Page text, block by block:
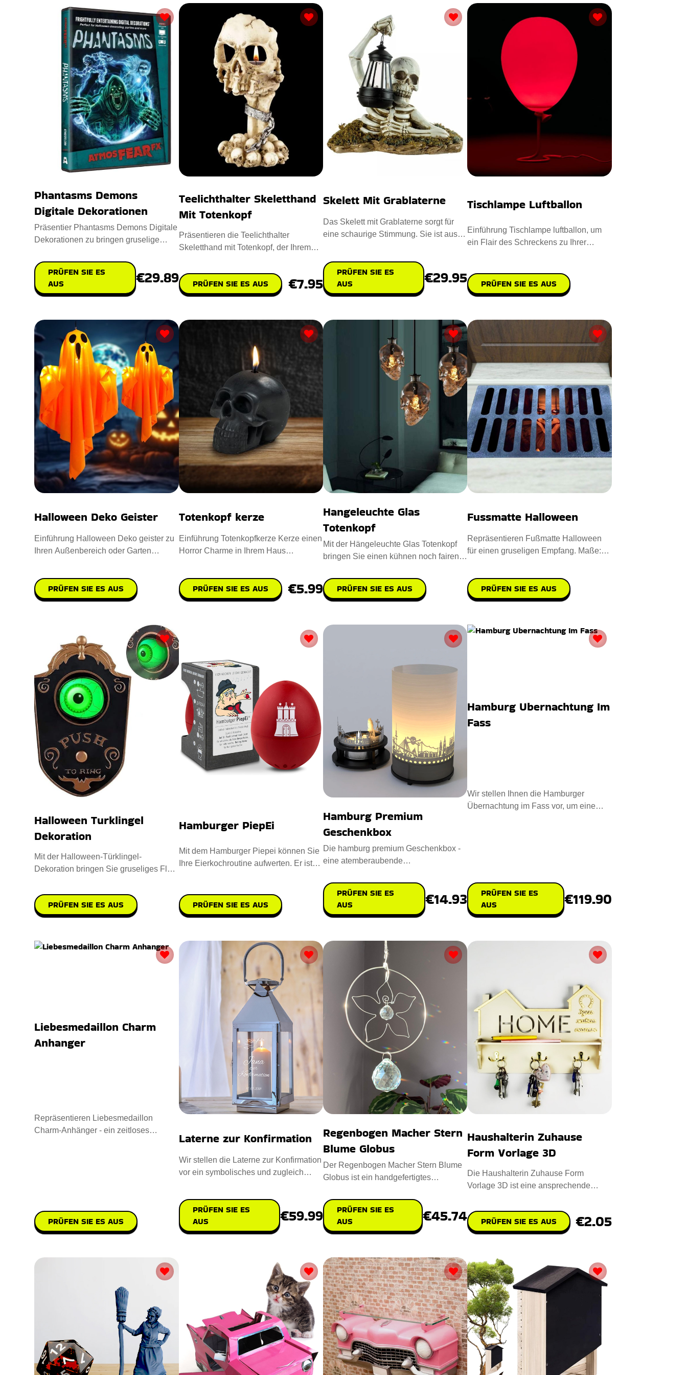
Phantasms Demons
Digitale Dekorationen
Präsentier Phantasms Demons Digitale
Dekorationen zu bringen gruselige
PRÜFEN SIE ES
AUS
€29.89
Teelichthalter Skeletthand
Mit Totenkopf
Präsentieren die Teelichthalter
Skeletthand mit Totenkopf, der Ihrem
PRÜFEN SIE ES AUS €7.95
Skelett Mit Grablaterne
Das Skelett mit Grablaterne sorgt für
eine schaurige Stimmung. Sie ist aus
PRÜFEN SIE ES
AUS
€29.95
Tischlampe Luftballon
Einführung Tischlampe luftballon, um
ein Flair des Schreckens zu Ihrer
PRÜFEN SIE ES AUS
Halloween Deko Geister
Einführung Halloween Deko geister zu
Ihren Außenbereich oder Garten
PRÜFEN SIE ES AUS
Totenkopf kerze
Einführung Totenkopfkerze Kerze einen
Horror Charme in Ihrem Haus
PRÜFEN SIE ES AUS €5.99
Hangeleuchte Glas
Totenkopf
Mit der Hängeleuchte Glas Totenkopf
bringen Sie einen kühnen noch fairen
PRÜFEN SIE ES AUS
Fussmatte Halloween
Repräsentieren Fußmatte Halloween
für einen gruseligen Empfang. Maße:
PRÜFEN SIE ES AUS
Halloween Turklingel
Dekoration
Mit der Halloween-Türklingel-
Dekoration bringen Sie gruseliges Flair
PRÜFEN SIE ES AUS
Hamburger PiepEi
Mit dem Hamburger Piepei können Sie
Ihre Eierkochroutine aufwerten. Er ist
PRÜFEN SIE ES AUS
Hamburg Premium
Geschenkbox
Die hamburg premium Geschenkbox -
eine atemberaubende
Hamburger Wah
PRÜFEN SIE ES
AUS
€14.93
Hamburg Ubernachtung Im
Fass
Wir stellen Ihnen die Hamburger
Übernachtung im Fass vor, um eine
PRÜFEN SIE ES
AUS
€119.90
Liebesmedaillon Charm
Anhanger
Repräsentieren Liebesmedaillon
Charm-Anhänger - ein zeitloses
PRÜFEN SIE ES AUS
Laterne zur Konfirmation
Wir stellen die Laterne zur Konfirmation
vor ein symbolisches und zugleich
PRÜFEN SIE ES
AUS
€59.99
Regenbogen Macher Stern
Blume Globus
Der Regenbogen Macher Stern Blume
Globus ist ein handgefertigtes
PRÜFEN SIE ES
AUS
€45.74
Haushalterin Zuhause
Form Vorlage 3D
Die Haushalterin Zuhause Form
Vorlage 3D ist eine ansprechende
PRÜFEN SIE ES AUS €2.05